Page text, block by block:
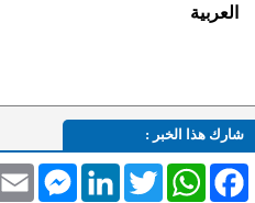
العربية
شارك هذا الخبر :
Email
MessengerLinkedInTwitterWhatsAppFacebook